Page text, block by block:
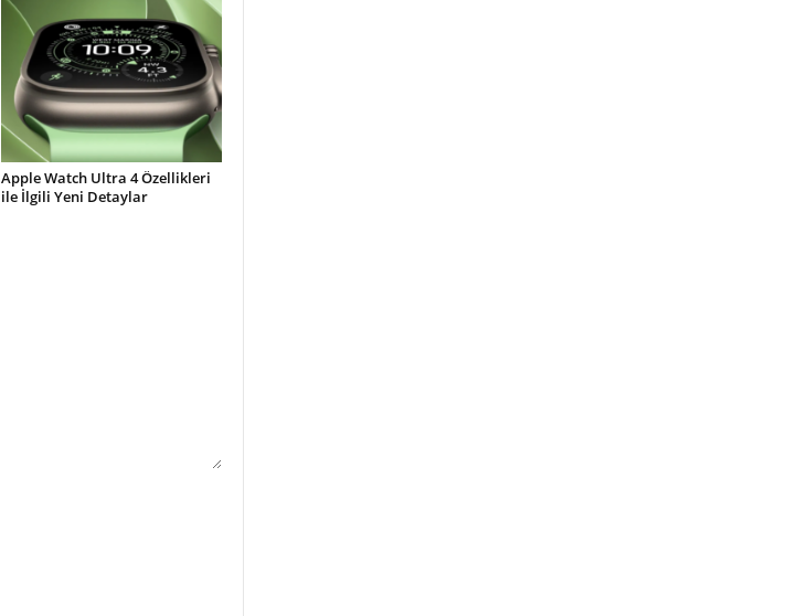
Apple Watch Ultra 4 Özellikleri
ile İlgili Yeni Detaylar